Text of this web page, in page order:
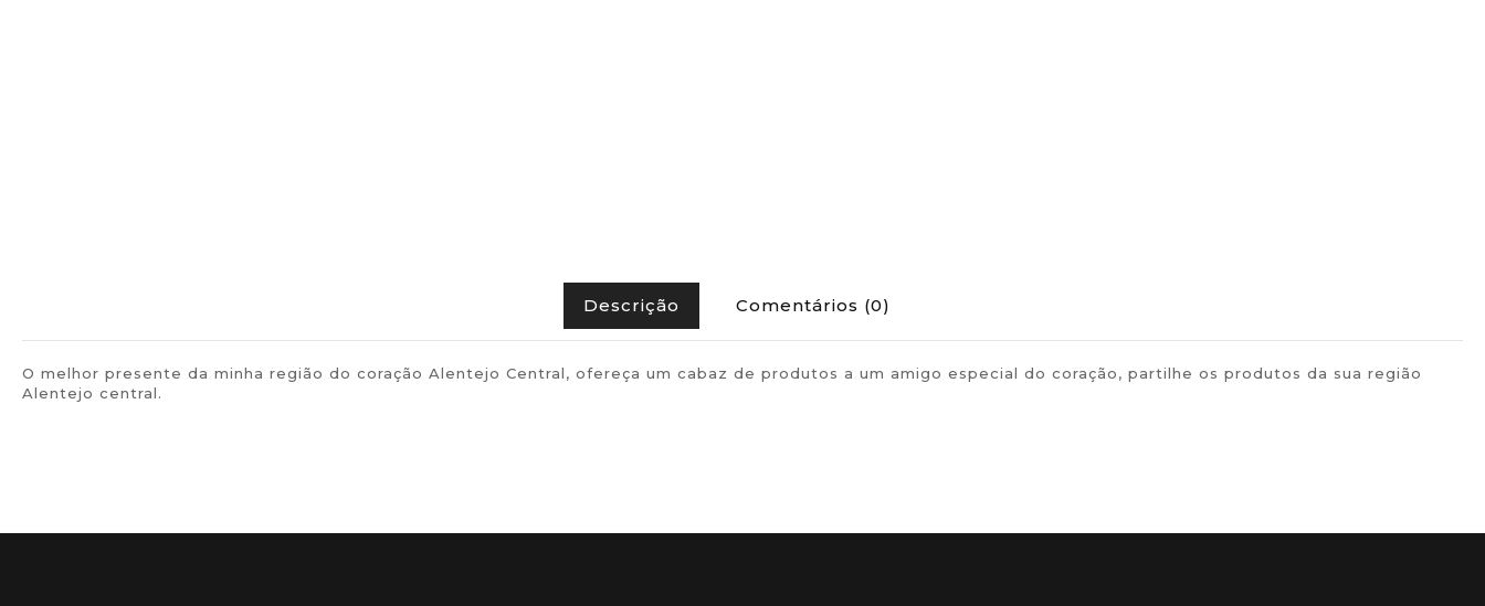
Descrição Comentários (0)
O melhor presente da minha região do coração Alentejo Central, ofereça um cabaz de produtos a um amigo especial do coração, partilhe os produtos da sua região
Alentejo central.